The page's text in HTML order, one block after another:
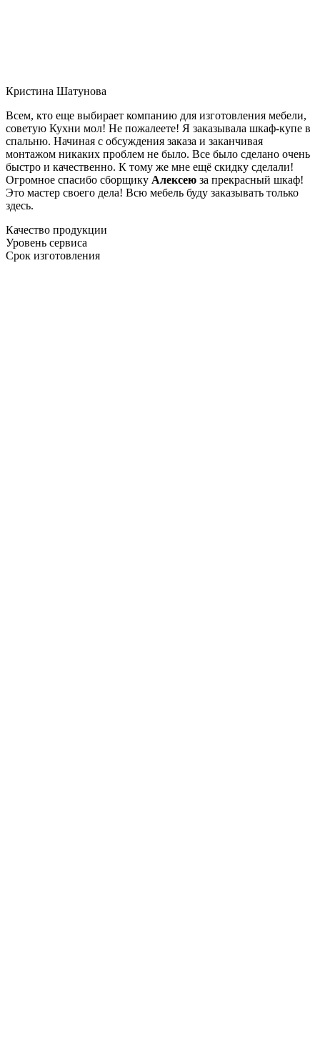
Кристина Шатунова
Всем, кто еще выбирает компанию для изготовления мебели,
советую Кухни мол! Не пожалеете! Я заказывала шкаф-купе в
спальню. Начиная с обсуждения заказа и заканчивая
монтажом никаких проблем не было. Все было сделано очень
быстро и качественно. К тому же мне ещё скидку сделали!
Огромное спасибо сборщику Алексею за прекрасный шкаф!
Это мастер своего дела! Всю мебель буду заказывать только
здесь.
Качество продукции
Уровень сервиса
Срок изготовления